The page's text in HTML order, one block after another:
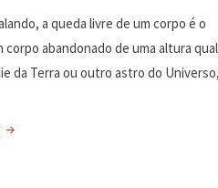
a queda livre de um corpo é o
corpo abandonado de uma altura
da Terra ou outro astro do Universo,
"Física